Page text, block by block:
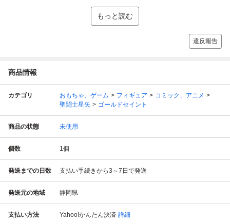
もっと読む
違反報告
商品情報
カテゴリ おもちゃ、ゲーム フィギュア
コミック、アニメ
聖闘士星矢
ゴールドセイント
商品の状態 未使用
個数 1個
発送までの日数 支払い手続きから3～7日で発送
発送元の地域 静岡県
支払い方法 Yahoo!かんたん決済 詳細